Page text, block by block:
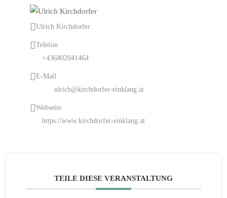
Ulrich Kirchdorfer
Telefon
+436802041464
E-Mail
ulrich@kirchdorfer-einklang.at
Webseite
https://www.kirchdorfer-einklang.at
TEILE DIESE VERANSTALTUNG